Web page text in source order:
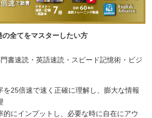
の全てをマスターしたい方
書速読・英語速読・スピード記憶術・ビジ
を25倍速で速く正確に理解し、膨大な情報
的にインプットし、必要な時に自在にアウ